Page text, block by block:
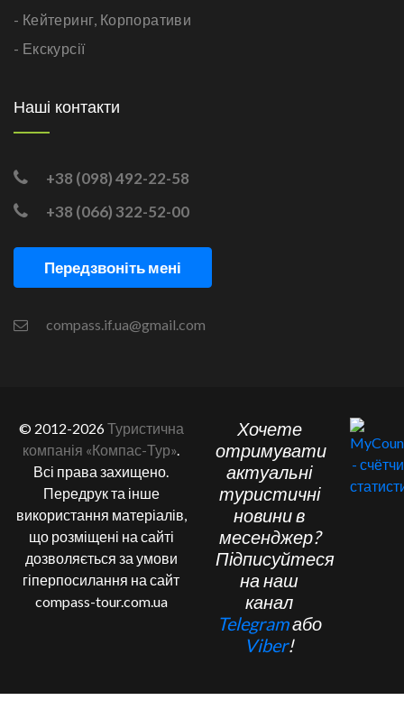
- Кейтеринг, Корпоративи
- Екскурсії
Наші контакти
+38 (098) 492-22-58
+38 (066) 322-52-00
Передзвоніть мені
compass.if.ua@gmail.com
© 2012-2026Туристична
компанія «Компас-Тур».
Всі права захищено.
Передрук та інше
використання матеріалів,
що розміщені на сайті
дозволяється за умови
гіперпосилання на сайт
compass-tour.com.ua
Хочете
отримувати
актуальні
туристичні
новини в
месенджер?
Підписуйтеся
на наш
канал
Telegramабо
Viber!